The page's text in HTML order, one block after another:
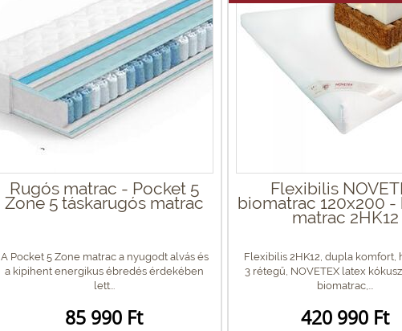
Rugós matrac - Pocket 5
Zone 5 táskarugós matrac
A Pocket 5 Zone matrac a nyugodt alvás és
a kipihent energikus ébredés érdekében
lett...
85 990 Ft
Flexibilis
biomatrac 120x200 -
matrac 2HK12
Flexibilis 2HK12, dupla komfort,
3 rétegű, NOVETEX latex
biomatrac,...
420 990 Ft